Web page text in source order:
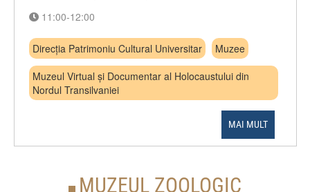
11:00-12:00
Direcția Patrimoniu Cultural Universitar
Muzee
Muzeul Virtual și Documentar al Holocaustului din
Nordul Transilvaniei
MAI MULT
MUZEUL ZOOLOGIC